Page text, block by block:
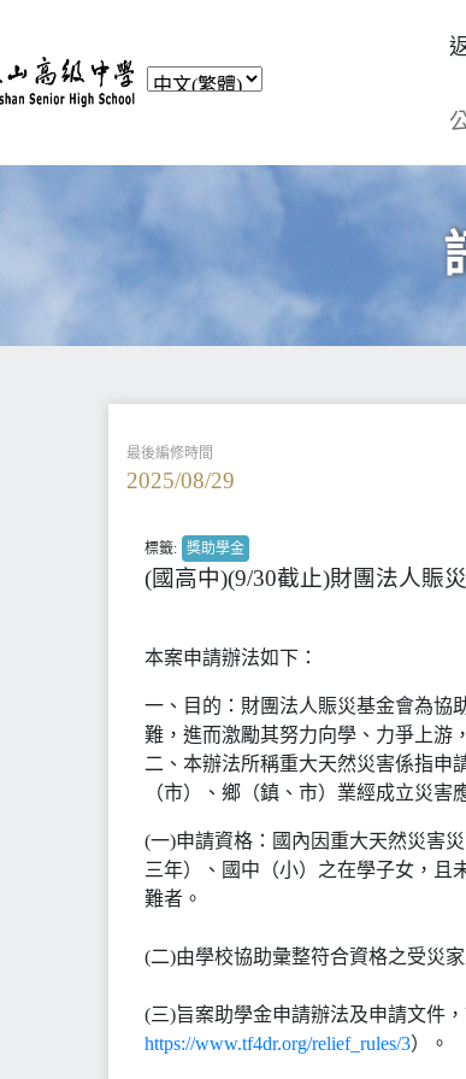
最後編修時間
2025/08/29
標籤: 獎助學金
(國高中)(9/30截止)財團法人賑
本案申請辦法如下：
一、目的：財團法人賑災基金會為協
難，進而激勵其努力向學、力爭上游
二、本辦法所稱重大天然災害係指申
（市）、鄉（鎮、市）業經成立災害
(一)申請資格：國內因重大天然災害
三年）、國中（小）之在學子女，且
難者。
(二)由學校協助彙整符合資格之受災
(三)旨案助學金申請辦法及申請文件
https://www.tf4dr.org/relief_rules/3）。